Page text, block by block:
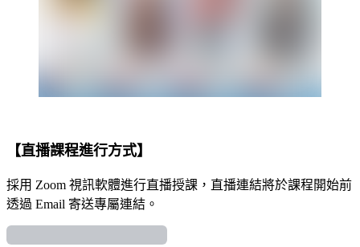
【直播課程進行方式】
採用 Zoom 視訊軟體進行直播授課，直播連結將於課程開始前
透過 Email 寄送專屬連結。